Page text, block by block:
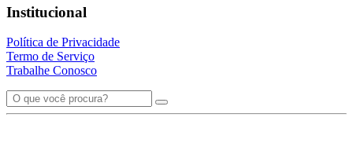
Institucional
Política de Privacidade
Termo de Serviço
Trabalhe Conosco